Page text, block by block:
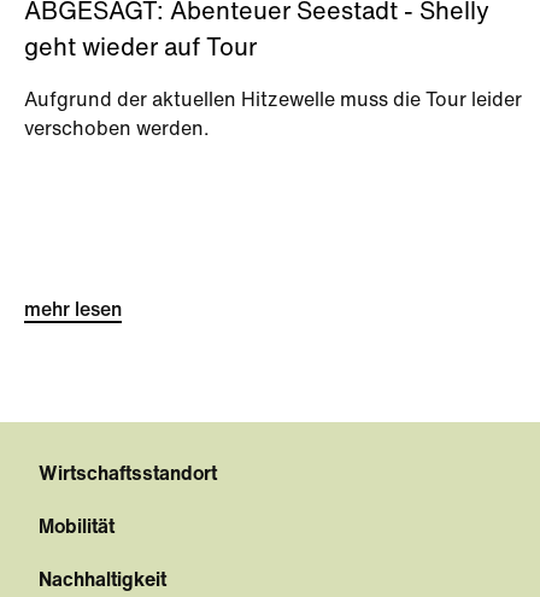
ABGESAGT: Abenteuer Seestadt - Shelly
geht wieder auf Tour
Aufgrund der aktuellen Hitzewelle muss die Tour leider
verschoben werden.
mehr lesen
Wirtschaftsstandort
Mobilität
Nachhaltigkeit